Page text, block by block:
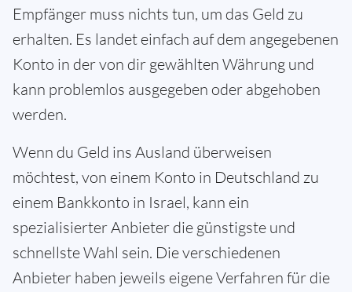
Empfänger muss nichts tun, um das Geld zu
erhalten. Es landet einfach auf dem angegebenen
Konto in der von dir gewählten Währung und
kann problemlos ausgegeben oder abgehoben
werden.
Wenn du Geld ins Ausland überweisen
möchtest, von einem Konto in Deutschland zu
einem Bankkonto in Israel, kann ein
spezialisierter Anbieter die günstigste und
schnellste Wahl sein. Die verschiedenen
Anbieter haben jeweils eigene Verfahren für die